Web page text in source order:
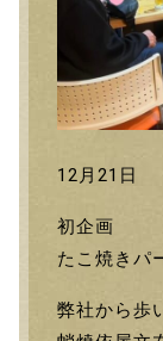
12月21日
初企画
たこ焼きパ
弊社から歩